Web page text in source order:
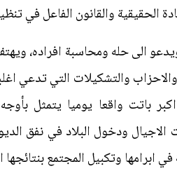
والقانون الفاعل في
الى حله ومحاسبة افراده،
والتشكيلات التي تدعي
باتت واقعا يوميا يتمثل
الاجيال ودخول البلاد في نفق
ابرامها وتكبيل المجتمع بنتائجها